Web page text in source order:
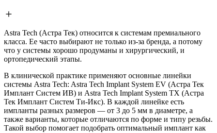
Astra Tech (Астра Тек) относится к системам премиального
класса. Ее часто выбирают не только из-за бренда, а потому
что у системы хорошо продуманы и хирургический, и
ортопедический этапы.
В клинической практике применяют основные линейки
системы Astra Tech: Astra Tech Implant System EV (Астра Тек
Имплант Систем ИВ) и Astra Tech Implant System TX (Астра
Тек Имплант Систем Ти-Икс). В каждой линейке есть
импланты разных размеров — от 3 до 5 мм в диаметре, а
также варианты, которые отличаются по форме и типу резьбы.
Такой выбор помогает подобрать оптимальный имплант как